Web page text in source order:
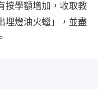
按學額增加，收取教
埋燈油火蠟」，並盡